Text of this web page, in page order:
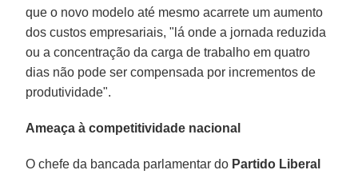
que o novo modelo até mesmo acarrete um aumento
dos custos empresariais, "lá onde a jornada reduzida
ou a concentração da carga de trabalho em quatro
dias não pode ser compensada por incrementos de
produtividade".
Ameaça à competitividade nacional
O chefe da bancada parlamentar do Partido Liberal